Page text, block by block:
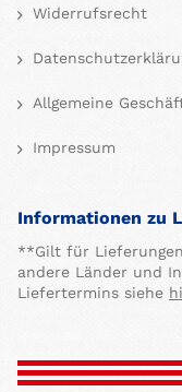
Widerrufsrecht
Allgemeine
Impressum
Informationen zu
**Gilt für
andere Länder und
Liefertermins siehe